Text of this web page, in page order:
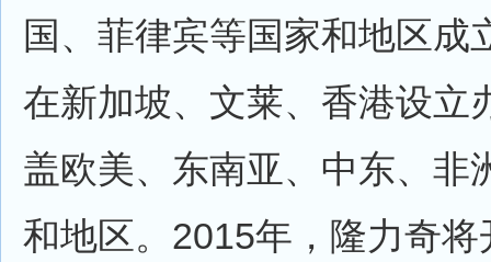
国、菲律宾等国家和地区成
在新加坡、文莱、香港设立
盖欧美、东南亚、中东、非
和地区。2015年，隆力奇